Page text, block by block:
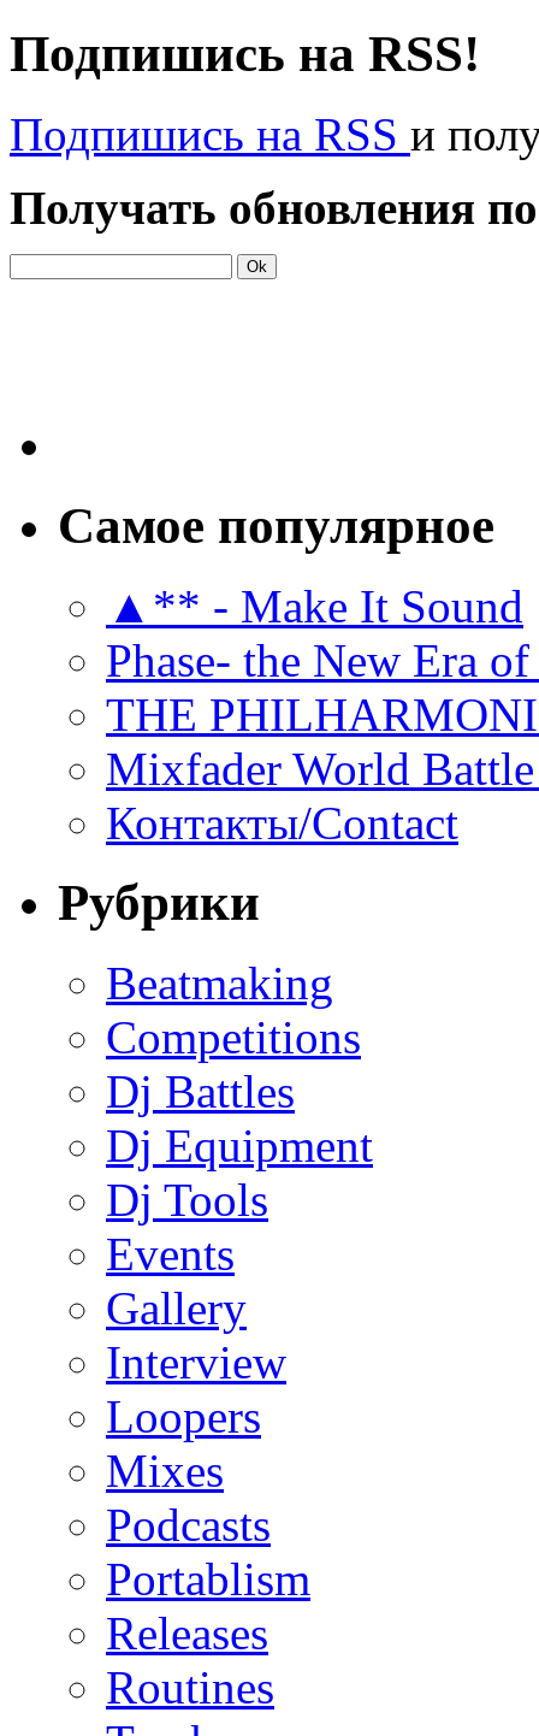
Подпишись на RSS!
Подпишись на RSS и
Получать обновления
Самое популярное
▲** - Make It Sound
Phase- the New Era
THE
Mixfader World
Контакты/Contact
Рубрики
Beatmaking
Competitions
Dj Battles
Dj Equipment
Dj Tools
Events
Gallery
Interview
Loopers
Mixes
Podcasts
Portablism
Releases
Routines